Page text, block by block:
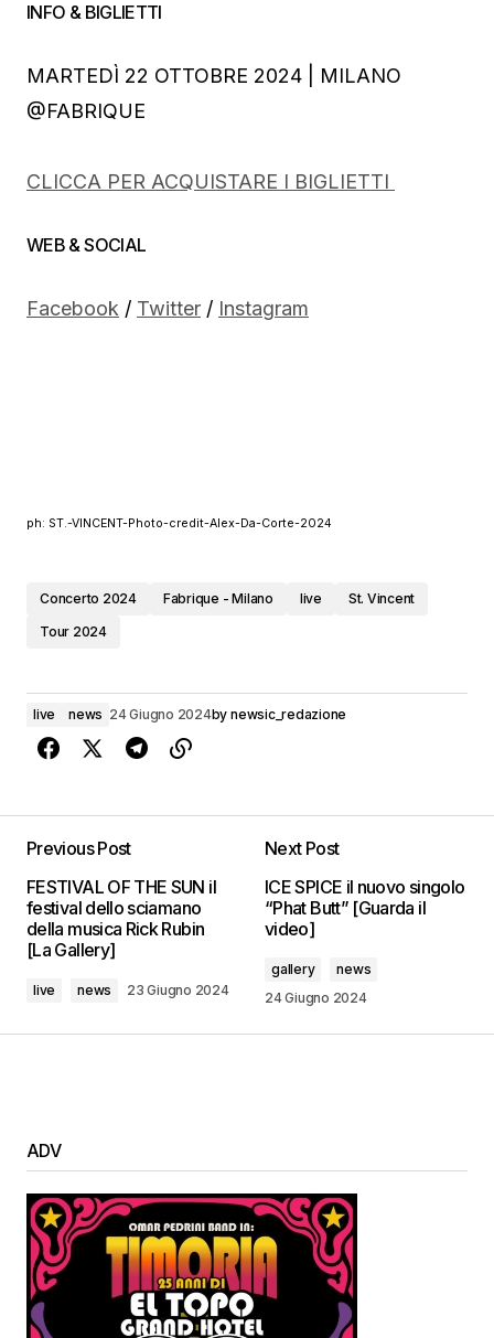
INFO & BIGLIETTI
MARTEDÌ 22 OTTOBRE 2024 | MILANO
@FABRIQUE
CLICCA PER ACQUISTARE I BIGLIETTI
WEB & SOCIAL
Facebook / Twitter / Instagram
ph: ST.-VINCENT-Photo-credit-Alex-Da-Corte-2024
Concerto 2024 Fabrique - Milano live
St. Vincent
Tour 2024
live news 24 Giugno 2024by newsic_redazione
Previous Post
FESTIVAL OF THE SUN il
festival dello sciamano
della musica Rick Rubin
[La Gallery]
live news 23 Giugno 2024
Next Post
ICE SPICE il nuovo singolo
“Phat Butt” [Guarda il
video]
gallery
news
24 Giugno 2024
ADV